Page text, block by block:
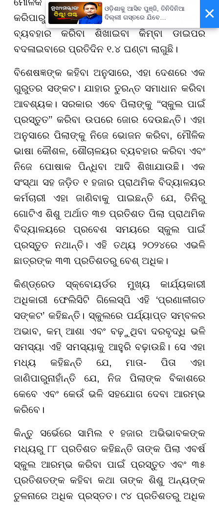
କରିପାରୁନାହାଁନ୍ତି। ସେମାନଙ୍କୁ ଶୌଚାଳୟର
ବ୍ୟବହାର କରିବା ଶିଖାଇବା କିମ୍ବା ଡାଇପର
ବଦଳାଇବାରେ ପ୍ରତିଦିନ ୧.୪ ଘଣ୍ଟା ଲାଗୁଛି।
ବିଶେଷଜ୍ଞଙ୍କ କହିବା ଅନୁସାରେ, ଏହା ଦେଶରେ ଏକ
ଗୁରୁତର ସଙ୍କଟ। ଯାହାର ତୁରନ୍ତ ସମାଧାନ କରିବା
ଆବଶ୍ୟକ। ସରକାର ଏବେ ପିଲାଙ୍କୁ ‘‘ସ୍କୁଲ ପାଇଁ
ପ୍ରସ୍ତୁତ’’ କରିବା ଉପରେ ଜୋର ଦେଉଛନ୍ତି। ଏହା
ଅନୁସାରେ ପିଲାଙ୍କୁ ନିଜେ ଭୋଜନ କରିବା, ମୌଳିକ
ଭାଷା କୌଶଳ, ଶୌଚାଳୟର ବ୍ୟବହାର କରିବା ଏବଂ
ନିଜେ ପୋଷାକ ପିନ୍ଧିବା ଆଦି ଶିଖାଯାଉଛି। ଏକ
ସଂସ୍ଥା ସହ ଜଡ଼ିତ ୧ ହଜାର ପ୍ରାଥମିକ ବିଦ୍ୟାଳୟର
କର୍ମଚାରୀ ଏହା ଜାଣିବାକୁ ପାଇଛନ୍ତି ଯେ, ତିନିରୁ
ଗୋଟିଏ ଶିଶୁ ଅର୍ଥାତ ୩୭ ପ୍ରତିଶତ ପିଲା ପ୍ରାଥମିକ
ବିଦ୍ୟାଳୟରେ ପ୍ରବେଶ ସମୟରେ ସ୍କୁଲ ପାଇଁ
ପ୍ରସ୍ତୁତ ନଥାନ୍ତି। ଏହି ତଥ୍ୟ ୨୦୨୪ରେ ଏଭଳି
ଛାତ୍ରଙ୍କ ୩୩ ପ୍ରତିଶତରୁ ବେଶ୍ ଅଧିକ।
କିଣ୍ଡ୍ରେଡ ସ୍କ୍ବୋୟର୍ଡର ମୁଖ୍ୟ କାର୍ଯ୍ୟକାରୀ
ଅଧିକାରୀ ଫେଲିସିଟି ଗିଲେସ୍ପି ଏହି ‘ପ୍ରଣାଳୀଗତ
ସଙ୍କଟ’ କହିଛନ୍ତି। ସ୍କୁଲରେ ପର୍ଯ୍ୟାପ୍ତ ସମ୍ବଳର
ଅଭାବ, କମ୍ ଆଶା ଏବଂ ବଢ଼ୁଥିବା ଦରବୃଦ୍ଧି ଭଳି
ସମସ୍ୟା ଏହି ସମସ୍ୟାକୁ ଆହୁରି ବଢ଼ାଉଛି। ସେ ଏହା
ମଧ୍ୟ କହିଛନ୍ତି ଯେ, ମାତା- ପିତା ଏହା
ଜାଣିପାରୁନାହାଁନ୍ତି ଯେ, ନିଜ ପିଲାଙ୍କ ବିକାଶରେ
କେବେ ଏବଂ କେଉଁ ଭଳି ସହଯୋଗ ଦେବା ଆରମ୍ଭ
କରିବେ।
କିନ୍ତୁ ସର୍ଭେରେ ସାମିଲ ୧ ହଜାର ଅଭିଭାବକଙ୍କ
ମଧ୍ୟରୁ ୮୮ ପ୍ରତିଶତ କହିଛନ୍ତି ତାଙ୍କ ପିଲା ଏବର୍ଷ
ସ୍କୁଲ ଆରମ୍ଭ କରିବା ପାଇଁ ପ୍ରସ୍ତୁତ ଏବଂ ୩୫
ପ୍ରତିଶତଙ୍କ କହିବା କଥା ତାଙ୍କ ଶିଶୁ ଅନ୍ୟଙ୍କ
ତୁଳନାରେ ଅଧିକ ପ୍ରସ୍ତତ। ୯୪ ପ୍ରତିଶତରୁ ଅଧିକ
×
ଓଡ଼ିଶାକୁ ଆସିବ ପୁଞ୍ଜି, ତିନିଦିନିଆ
ଦିଲ୍ଲୀ ଗସ୍ତରେ ଯିବେ